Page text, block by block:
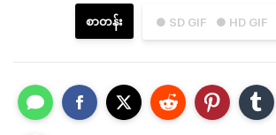
● SD GIF ● HD GIF
စာတန်း